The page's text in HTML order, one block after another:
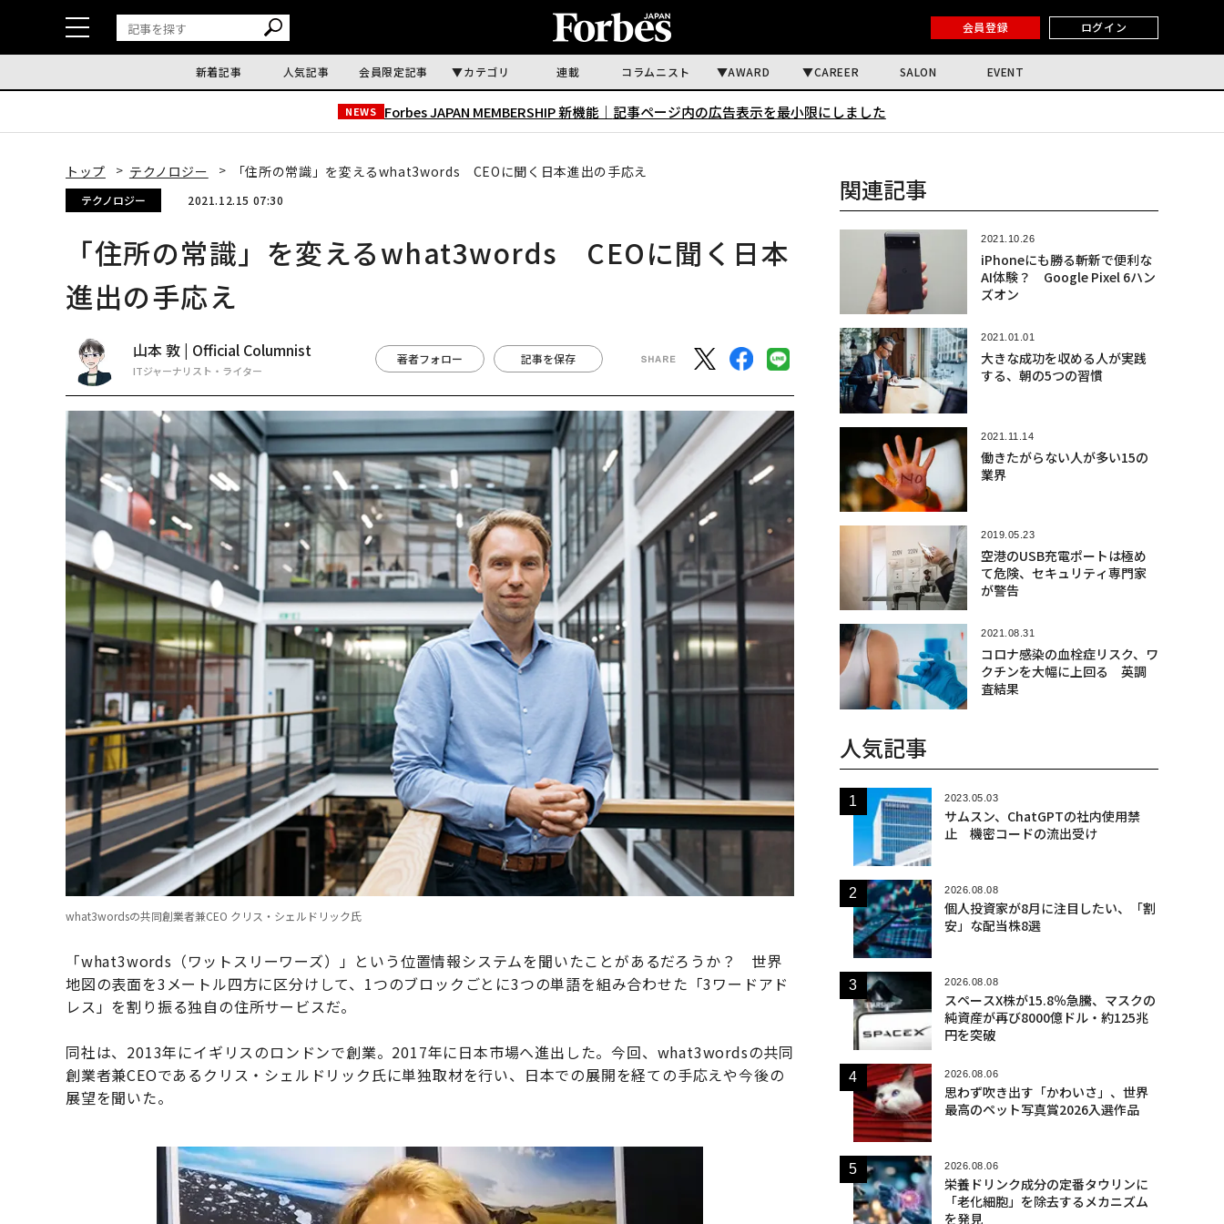
会員登録 ログイン
新着記事 人気記事 会員限定記事 カテゴリ 連載 コラムニスト AWARD CAREER SALON EVENT
NEWS Forbes JAPAN MEMBERSHIP 新機能｜ 記事ページ内の広告表示を最小限にしました
トップ テクノロジー 「住所の常識」を変えるwhat3words CEOに聞く日本進出の手応え
テクノロジー 2021.12.15 07:30
「住所の常識」を変えるwhat3words CEOに聞く日本
進出の手応え
山本 敦 | Official Columnist
ITジャーナリスト・ライター
著者フォロー 記事を保存
what3wordsの共同創業者兼CEO クリス・シェルドリック氏
「what3words（ワットスリーワーズ）」という位置情報システムを聞いたことがあるだろうか？ 世界
地図の表面を3メートル四方に区分けして、1つのブロックごとに3つの単語を組み合わせた「3ワードアド
レス」を割り振る独自の住所サービスだ。
同社は、2013年にイギリスのロンドンで創業。2017年に日本市場へ進出した。今回、what3wordsの共同
創業者兼CEOであるクリス・シェルドリック氏に単独取材を行い、日本での展開を経ての手応えや今後の
展望を聞いた。
関連記事
2021.10.26
iPhoneにも勝る斬新で便利な
AI体験？ Google Pixel 6ハン
ズオン
2021.01.01
大きな成功を収める人が実践
する、朝の5つの習慣
2021.11.14
働きたがらない人が多い15の
業界
2019.05.23
空港のUSB充電ポートは極め
て危険、セキュリティ専門家
が警告
2021.08.31
コロナ感染の血栓症リスク、ワ
クチンを大幅に上回る 英調
査結果
人気記事
2023.05.03
サムスン、ChatGPTの社内使用禁
止 機密コードの流出受け
2026.08.08
個人投資家が8月に注目したい、「割
安」な配当株8選
2026.08.08
スペースX株が15.8％急騰、マスクの
純資産が再び8000億ドル・約125兆
円を突破
2026.08.06
思わず吹き出す「かわいさ」、世界
最高のペット写真賞2026入選作品
2026.08.06
栄養ドリンク成分の定番タウリンに
「老化細胞」を除去するメカニズム
を発見